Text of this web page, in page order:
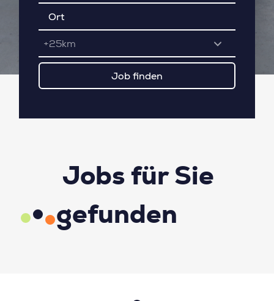
+25km